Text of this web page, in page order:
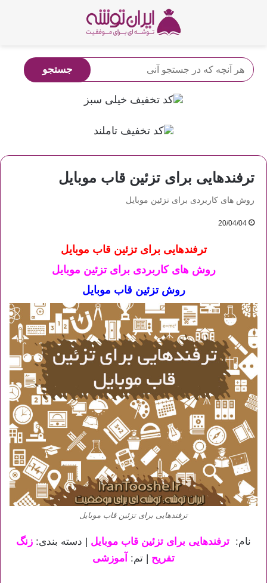
ترفندهایی برای تزئین قاب موبایل
روش های کاربردی برای تزئین موبایل
20/04/04
ترفندهایی برای تزئین قاب موبایل
روش های کاربردی برای تزئین موبایل
روش تزئین قاب موبایل
ترفندهایی برای تزئین قاب موبایل
نام: ترفندهایی برای تزئین قاب موبایل | دسته بندی: زنگ
تفریح | تم: آموزشی